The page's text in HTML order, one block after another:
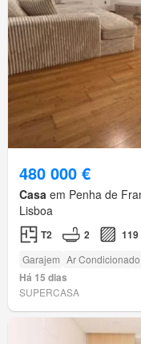
480 000 €
Casa em Penha de
Lisboa
T2 2 119
Garajem Ar Condicionado
Há 15 dias
SUPERCASA